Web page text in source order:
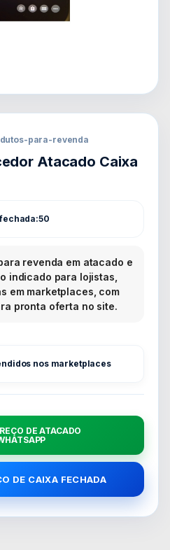
para-revenda
Atacado Caixa
50
revenda em atacado e
indicado para lojistas,
em marketplaces, com
pronta oferta no site.
nos marketplaces
DE ATACADO
DE CAIXA FECHADA